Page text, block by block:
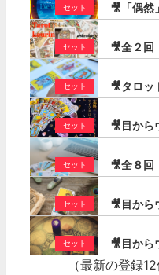
セット
セット
セット
セット
セット
セット
セット
（最新の登録